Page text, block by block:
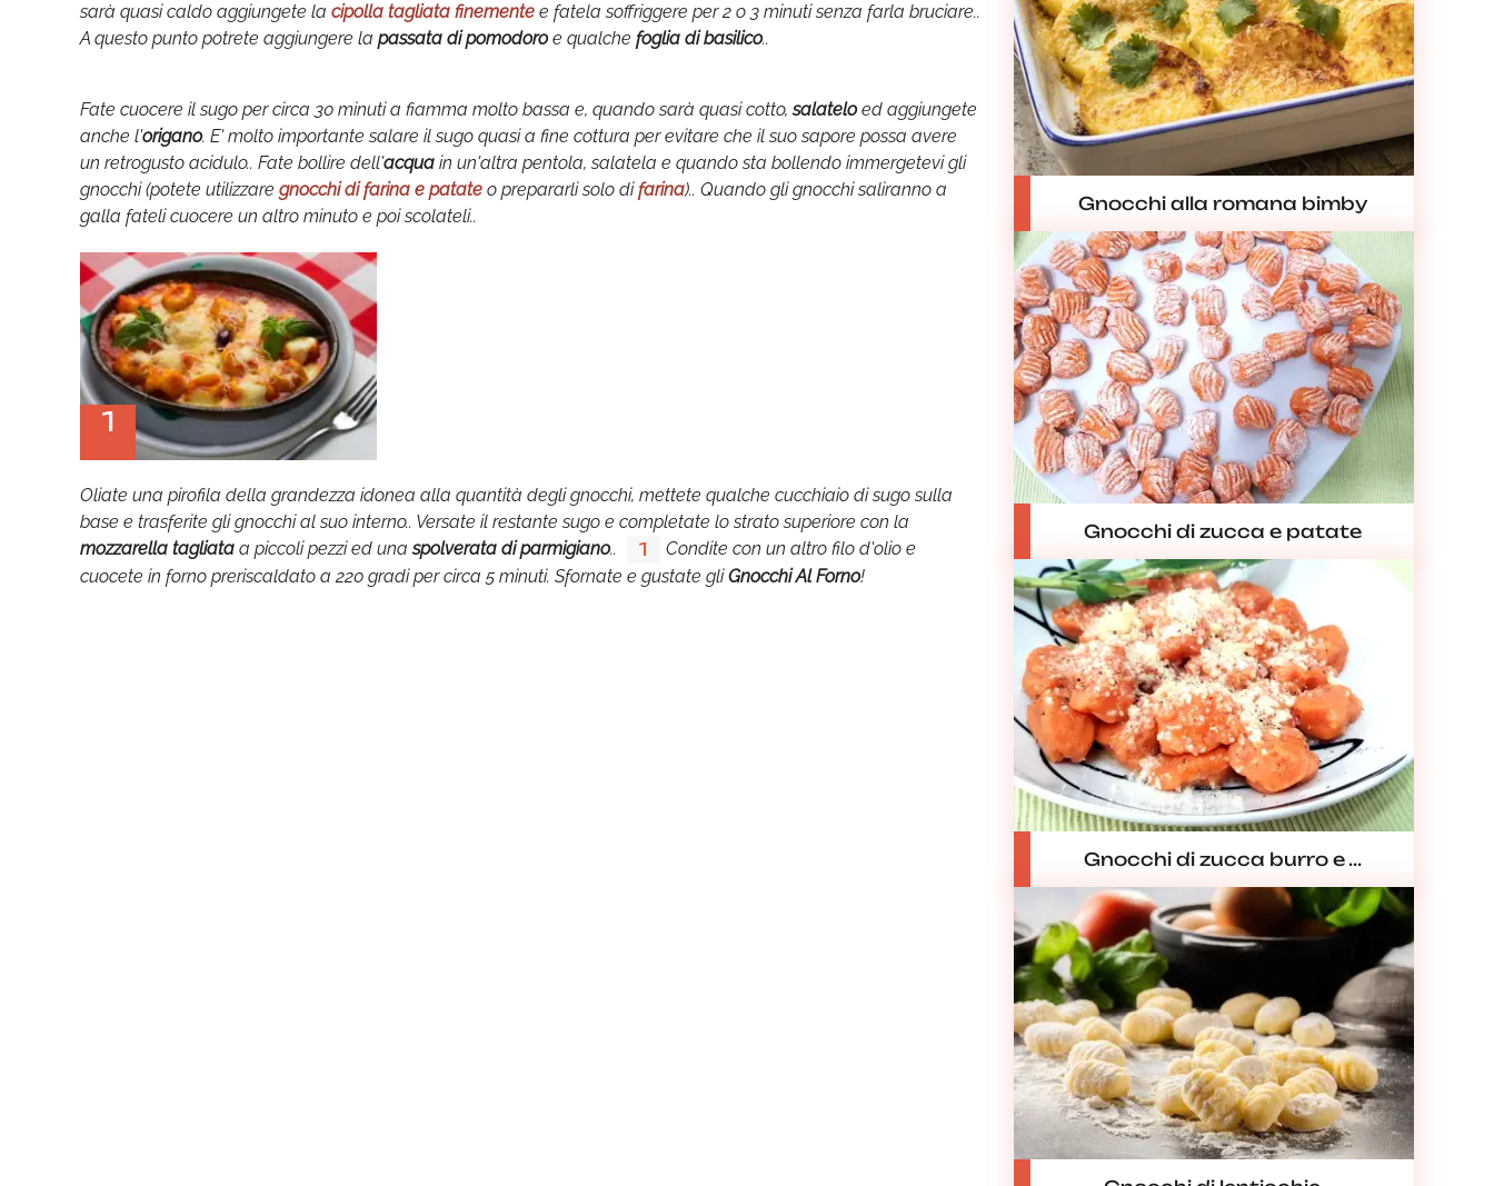
sarà quasi caldo aggiungete la cipolla tagliata finemente e fatela soffriggere per 2 o 3 minuti senza farla bruciare..
A questo punto potrete aggiungere la passata di pomodoroe qualche foglia di basilico..
Fate cuocere il sugo per circa 30 minuti a fiamma molto bassa e, quando sarà quasi cotto,salateloed aggiungete
anche l'origano. E' molto importante salare il sugo quasi a fine cottura per evitare che il suo sapore possa avere
un retrogusto acidulo.. Fate bollire dell'acqua in un'altra pentola, salatela e quando sta bollendo immergetevi gli
gnocchi (potete utilizzare gnocchi di farina e patate o prepararli solo difarina).. Quando gli gnocchi saliranno a
galla fateli cuocere un altro minuto e poi scolateli..
1
Oliate una pirofila della grandezza idonea alla quantità degli gnocchi, mettete qualche cucchiaio di sugo sulla
base e trasferite gli gnocchi al suo interno.. Versate il restante sugo e completate lo strato superiore con la
mozzarella tagliata a piccoli pezzi ed unaspolverata di parmigiano.. 1
Condite con un altro filo d'olio e
cuocete in forno preriscaldato a 220 gradi per circa 5 minuti. Sfornate e gustate gliGnocchi Al Forno!
Gnocchi alla romana bimby
Gnocchi di zucca e patate
Gnocchi di zucca burro e ...